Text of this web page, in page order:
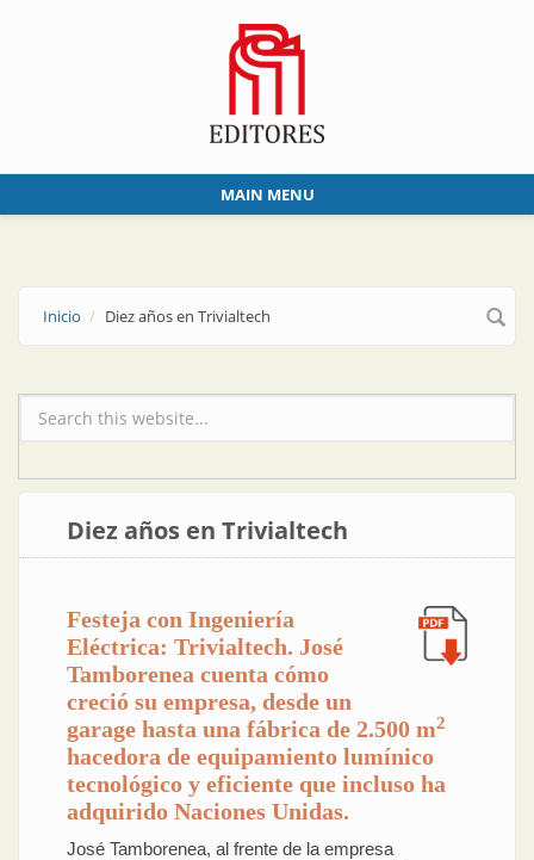
MAIN MENU
Inicio Diez años en Trivialtech
Formulario de búsqueda
Diez años en Trivialtech
Festeja con Ingeniería
Eléctrica: Trivialtech. José
Tamborenea cuenta cómo
creció su empresa, desde un
garage hasta una fábrica de 2.500 m2
hacedora de equipamiento lumínico
tecnológico y eficiente que incluso ha
adquirido Naciones Unidas.
José Tamborenea, al frente de la empresa